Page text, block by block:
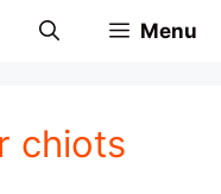
Menu
chiots